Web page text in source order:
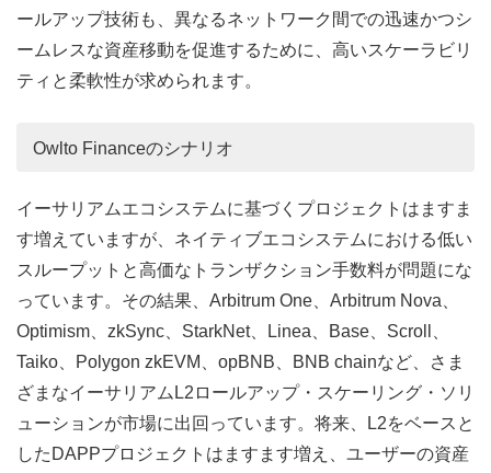
ールアップ技術も、異なるネットワーク間での迅速かつシ
ームレスな資産移動を促進するために、高いスケーラビリ
ティと柔軟性が求められます。
Owlto Financeのシナリオ
イーサリアムエコシステムに基づくプロジェクトはますま
す増えていますが、ネイティブエコシステムにおける低い
スループットと高価なトランザクション手数料が問題にな
っています。その結果、Arbitrum One、Arbitrum Nova、
Optimism、zkSync、StarkNet、Linea、Base、Scroll、
Taiko、Polygon zkEVM、opBNB、BNB chainなど、さま
ざまなイーサリアムL2ロールアップ・スケーリング・ソリ
ューションが市場に出回っています。将来、L2をベースと
したDAPPプロジェクトはますます増え、ユーザーの資産